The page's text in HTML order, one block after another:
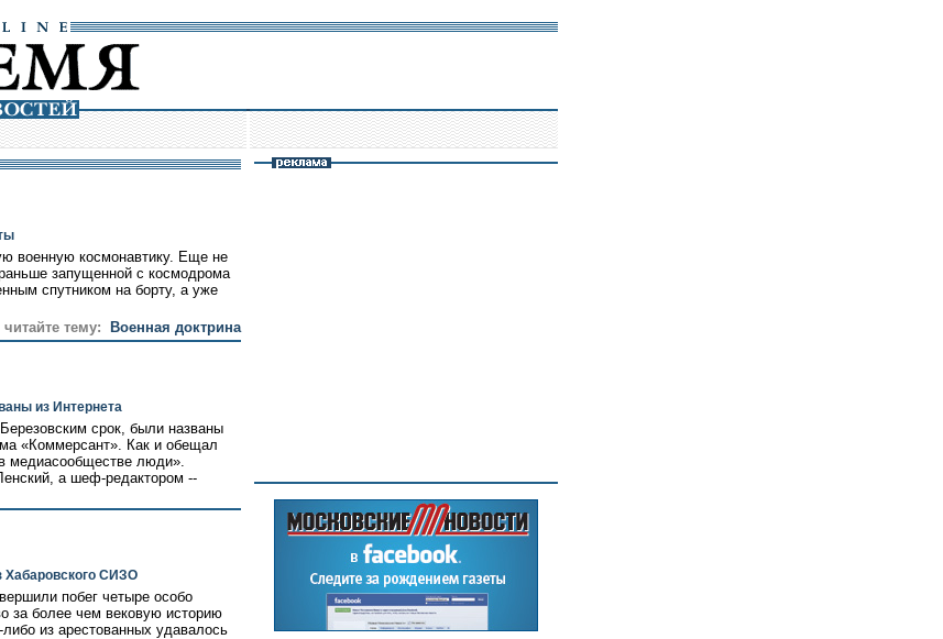
военную космонавтику. Еще не
запущенной с космодрома
спутником на борту, а уже
тему: Военная доктрина
из Интернета
срок, были названы
«Коммерсант». Как и обещал
медиасообществе люди».
а шеф-редактором --
Хабаровского СИЗО
побег четыре особо
за более чем вековую историю
из арестованных удавалось